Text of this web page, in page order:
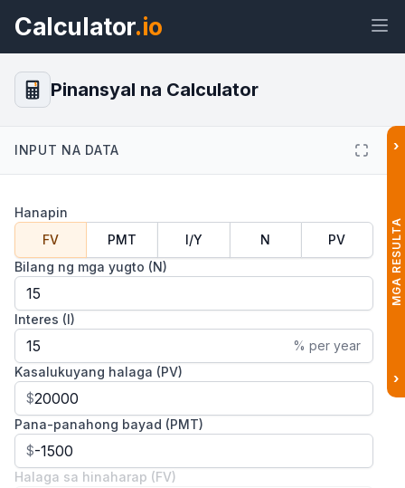
Calculator.io
Widget
$ Pinansyal na Calculator
INPUT NA DATA
Hanapin
FV
PMT I/Y N
PV
Bilang ng mga yugto (N)
Interes (I)
% per year
Kasalukuyang halaga (PV)
$
Pana-panahong bayad (PMT)
$
Halaga sa hinaharap (FV)
›
MGA RESULTA
›